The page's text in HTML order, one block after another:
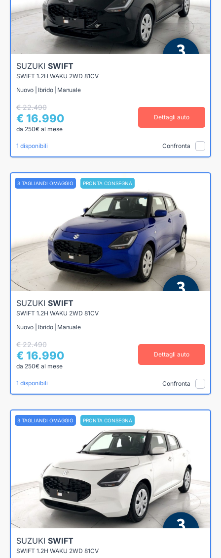
SUZUKI SWIFT
SWIFT 1.2H WAKU 2WD 81CV
Nuovo | Ibrido | Manuale
€ 22.490
€ 16.990
da 250€ al mese
Dettagli auto
1 disponibili Confronta
3 TAGLIANDI OMAGGIO PRONTA CONSEGNA
SUZUKI SWIFT
SWIFT 1.2H WAKU 2WD 81CV
Nuovo | Ibrido | Manuale
€ 22.490
€ 16.990
da 250€ al mese
Dettagli auto
1 disponibili Confronta
3 TAGLIANDI OMAGGIO PRONTA CONSEGNA
SUZUKI SWIFT
SWIFT 1.2H WAKU 2WD 81CV